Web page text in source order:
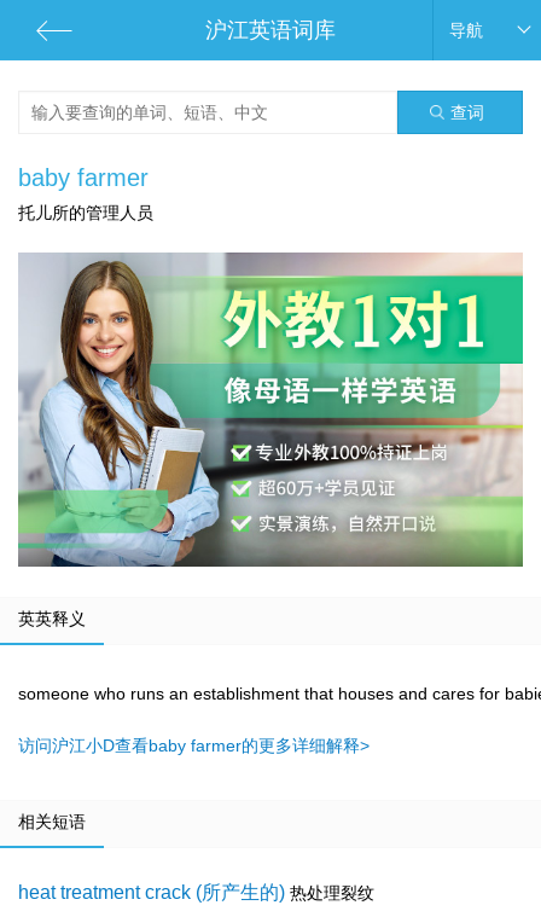
沪江英语词库 导航
查词
baby farmer
托儿所的管理人员
英英释义
someone who runs an establishment that houses and cares for
访问沪江小D查看baby farmer的更多详细解释>
相关短语
heat treatment crack (所产生的) 热处理裂纹